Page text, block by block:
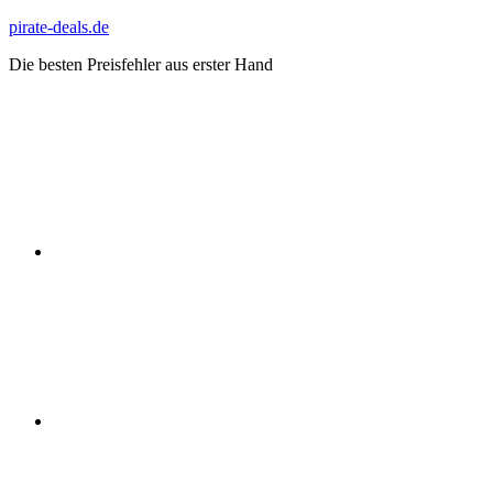
Zum
springen
pirate-deals.de
Die besten Preisfehler aus erster Hand